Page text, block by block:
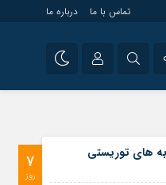
تماس با ما درباره ما
7
روز
های توریستی